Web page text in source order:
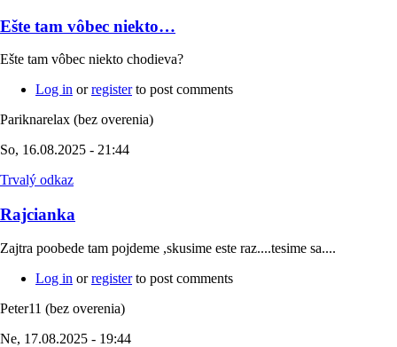
Ešte tam vôbec niekto…
Ešte tam vôbec niekto chodieva?
Log in orregisterto post comments
Pariknarelax (bez overenia)
So, 16.08.2025 - 21:44
Trvalý odkaz
Rajcianka
Zajtra poobede tam pojdeme ,skusime este raz....tesime sa....
Log in orregisterto post comments
Peter11 (bez overenia)
Ne, 17.08.2025 - 19:44